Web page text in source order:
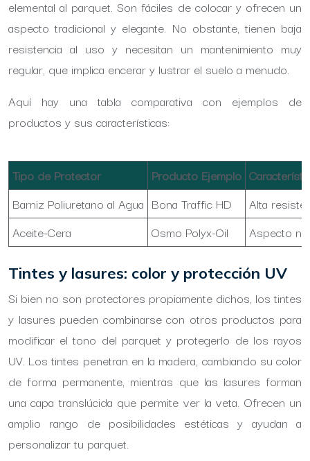
elemental al parquet. Son fáciles de colocar y ofrecen un
aspecto tradicional y elegante. No obstante, tienen baja
resistencia al uso y necesitan un mantenimiento muy
regular, que implica encerar y lustrar el suelo a menudo.
Aquí hay una tabla comparativa con ejemplos de
productos y sus características:
Tipo de Protector Producto Ejemplo
Barniz Poliuretano al Agua Bona Traffic HD
Alta
Aceite-Cera
Osmo Polyx-Oil Aspecto
Tintes y lasures: color y protección UV
Si bien no son protectores propiamente dichos, los tintes
y lasures pueden combinarse con otros productos para
modificar el tono del parquet y protegerlo de los rayos
UV. Los tintes penetran en la madera, cambiando su color
de forma permanente, mientras que las lasures forman
una capa translúcida que permite ver la veta. Ofrecen un
amplio rango de posibilidades estéticas y ayudan a
personalizar tu parquet.